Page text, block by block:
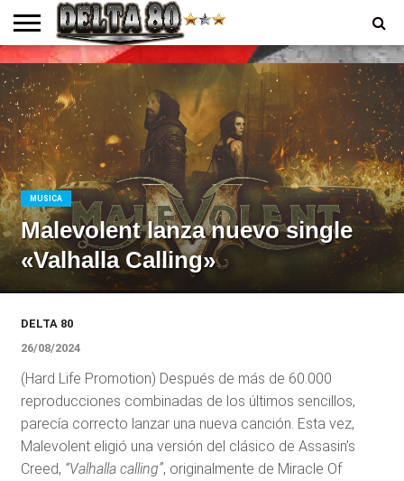
ENTREVISTAS
PREMIOS
PRODUCCIONES
PROGRAMACION
CONTACTO
HOMEPAGE
MUSICA
Malevolent lanza nuevo single
«Valhalla Calling»
DELTA 80
26/08/2024
(Hard Life Promotion) Después de más de 60.000
reproducciones combinadas de los últimos sencillos,
parecía correcto lanzar una nueva canción. Esta vez,
Malevolent eligió una versión del clásico de Assasin’s
Creed, “Valhalla calling”, originalmente de Miracle Of